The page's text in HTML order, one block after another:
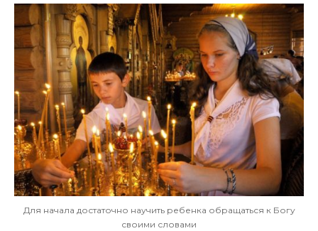
Для начала достаточно научить ребенка обращаться к Богу
своими словами